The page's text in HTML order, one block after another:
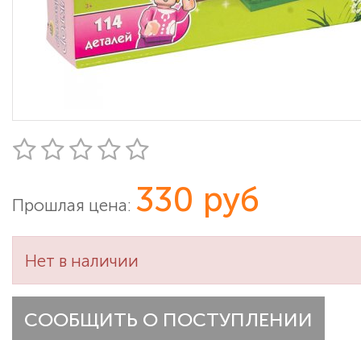
Прошлая цена: 330 руб
Нет в наличии
СООБЩИТЬ О ПОСТУПЛЕНИИ